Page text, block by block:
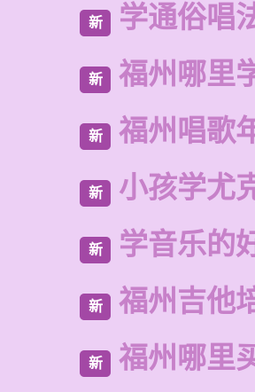
新 学通俗唱
新 福州哪里
新 福州唱歌
新 小孩学尤
新 学音乐的
新 福州吉他
新 福州哪里